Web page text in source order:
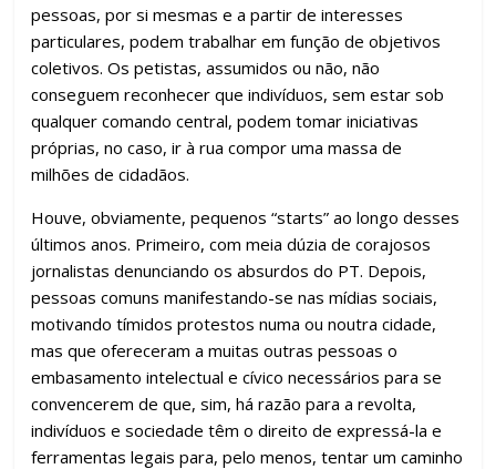
pessoas, por si mesmas e a partir de interesses
particulares, podem trabalhar em função de objetivos
coletivos. Os petistas, assumidos ou não, não
conseguem reconhecer que indivíduos, sem estar sob
qualquer comando central, podem tomar iniciativas
próprias, no caso, ir à rua compor uma massa de
milhões de cidadãos.
Houve, obviamente, pequenos “starts” ao longo desses
últimos anos. Primeiro, com meia dúzia de corajosos
jornalistas denunciando os absurdos do PT. Depois,
pessoas comuns manifestando-se nas mídias sociais,
motivando tímidos protestos numa ou noutra cidade,
mas que ofereceram a muitas outras pessoas o
embasamento intelectual e cívico necessários para se
convencerem de que, sim, há razão para a revolta,
indivíduos e sociedade têm o direito de expressá-la e
ferramentas legais para, pelo menos, tentar um caminho